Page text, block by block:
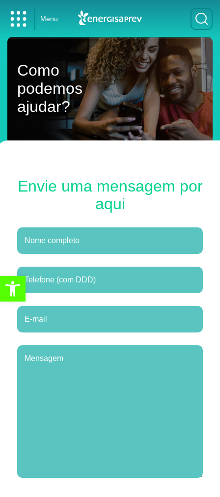
Menu
Como
podemos
ajudar?
Envie uma mensagem por
aqui
Abrir a barra de ferramentas